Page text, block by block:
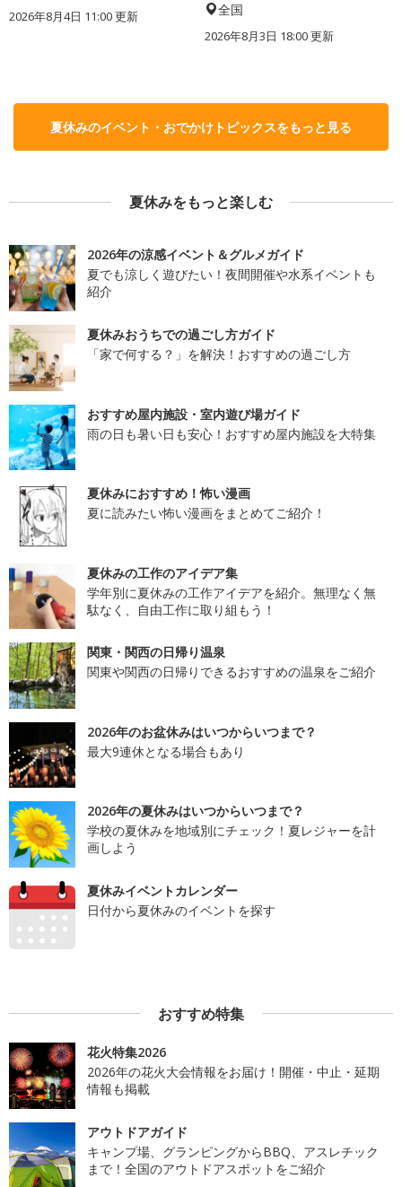
2026年8月4日 11:00更新 全国
2026年8月3日 18:00更新
夏休みのイベント・おでかけトピックスをもっと見る
夏休みをもっと楽しむ
2026年の涼感イベント＆グルメガイド
夏でも涼しく遊びたい！夜間開催や水系イベントも
紹介
夏休みおうちでの過ごし方ガイド
「家で何する？」を解決！おすすめの過ごし方
おすすめ屋内施設・室内遊び場ガイド
雨の日も暑い日も安心！おすすめ屋内施設を大特集
夏休みにおすすめ！怖い漫画
夏に読みたい怖い漫画をまとめてご紹介！
夏休みの工作のアイデア集
学年別に夏休みの工作アイデアを紹介。無理なく無
駄なく、自由工作に取り組もう！
関東・関西の日帰り温泉
関東や関西の日帰りできるおすすめの温泉をご紹介
2026年のお盆休みはいつからいつまで？
最大9連休となる場合もあり
2026年の夏休みはいつからいつまで？
学校の夏休みを地域別にチェック！夏レジャーを計
画しよう
夏休みイベントカレンダー
日付から夏休みのイベントを探す
おすすめ特集
花火特集2026
2026年の花火大会情報をお届け！開催・中止・延期
情報も掲載
アウトドアガイド
キャンプ場、グランピングからBBQ、アスレチック
まで！全国のアウトドアスポットをご紹介